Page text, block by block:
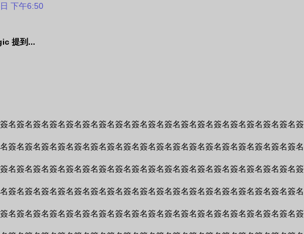
下午6:50
提到...
名簽名簽名簽名簽名簽名簽名簽名簽名簽名簽名簽名簽名簽名簽名簽名簽名簽名簽
簽名簽名簽名簽名簽名簽名簽名簽名簽名簽名簽名簽名簽名簽名簽名簽名簽名簽名
名簽名簽名簽名簽名簽名簽名簽名簽名簽名簽名簽名簽名簽名簽名簽名簽名簽名簽
簽名簽名簽名簽名簽名簽名簽名簽名簽名簽名簽名簽名簽名簽名簽名簽名簽名簽名
名簽名簽名簽名簽名簽名簽名簽名簽名簽名簽名簽名簽名簽名簽名簽名簽名簽名簽